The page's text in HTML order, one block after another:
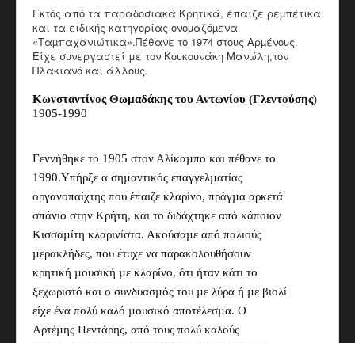
Εκτός από τα παραδοσιακά Κρητικά, έπαιζε ρεµπέτικα
και τα ειδικής κατηγορίας ονοµαζόµενα
«Ταµπαχανιώτικα».Πέθανε το 1974 στους Αρµένους.
Είχε συνεργαστεί με τον Κουκουνάκη Μανώλη,τον
Πλακιανό και άλλους.
ΚωνσταντίνοςΘωµαδάκης του Αντωνίου (Γλεντούσης)
1905-1990
Γεννήθηκε το 1905 στον Αλίκαµπο και πέθανε το
1990.Υπήρξε α σηµαντικός επαγγελµατίας
οργανοπαίχτης που έπαιζε κλαρίνο, πράγµα αρκετά
σπάνιο στην Κρήτη, και το διδάχτηκε από κάποιον
Κισσαµίτη κλαρινίστα. Ακούσαµε από παλιούς
µερακλήδες, που έτυχε να παρακολουθήσουν
κρητική µουσική µε κλαρίνο, ότι ήταν κάτι το
ξεχωριστό και ο συνδυασµός του µε λύρα ή µε βιολί
είχε ένα πολύ καλό µουσικό αποτέλεσµα. Ο
Αρτέµης Πεντάρης, από τους πολύ καλούς